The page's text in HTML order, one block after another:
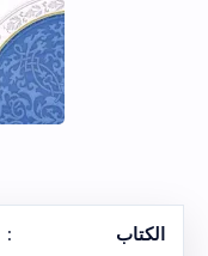
الكتاب :